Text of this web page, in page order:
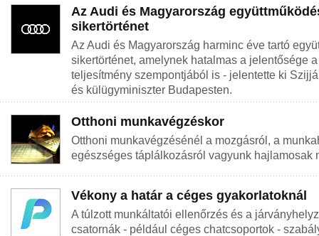
Az Audi és Magyarország
sikertörténet
Az Audi és Magyarország harminc éve tartó
sikertörténet, amelynek hatalmas a jelentősége
teljesítmény szempontjából is - jelentette ki
és külügyminiszter Budapesten.
Otthoni munkavégzéskor
Otthoni munkavégzésénél a mozgásról, a
egészséges táplálkozásról vagyunk hajlamosak
Vékony a határ a céges gyakorlatoknál
A túlzott munkáltatói ellenőrzés és a
csatornák - például céges chatcsoportok -